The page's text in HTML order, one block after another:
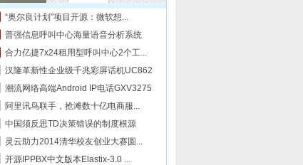
“奥尔良计划”项目开源：微软想...
普强信息呼叫中心海量语音分析系统
合力亿捷7x24租用型呼叫中心2个工...
汉隆革新性企业级千兆彩屏话机UC862
潮流网络高端Android IP电话GXV3275
阿里讯鸟联手，抢滩数十亿电商服...
中国须反思TD决策错误的制度根源
灵云助力2014清华校友创业大赛圆...
开源IPPBX中文版本Elastix-3.0 ...